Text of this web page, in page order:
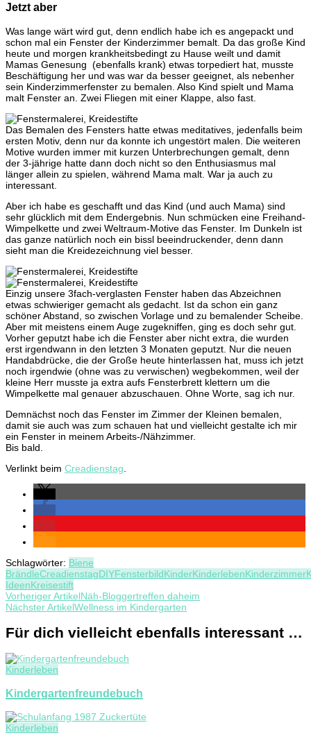
Jetzt aber
Was lange wärt wird gut, denn endlich habe ich es angepackt und
schon mal ein Fenster der Kinderzimmer bemalt. Da das große Kind
heute und morgen krankheitsbedingt zu Hause weilt und damit
Mamas Genesung (ebenfalls krank) etwas torpediert hat, musste
Beschäftigung her und was war da besser geeignet, als nebenher
sein Kinderzimmerfenster zu bemalen. Also Kind spielt und Mama
malt Fenster an. Zwei Fliegen mit einer Klappe, also fast.
Das Bemalen des Fensters hatte etwas meditatives, jedenfalls beim
ersten Motiv, denn nur da konnte ich ungestört malen. Die weiteren
Motive wurden immer mit kurzen Unterbrechungen gemalt, denn
der 3-jährige hatte dann doch nicht so den Enthusiasmus mal
länger allein zu spielen, während Mama malt. War ja auch zu
interessant.
Aber ich habe es geschafft und das Kind (und auch Mama) sind
sehr glücklich mit dem Endergebnis. Nun schmücken eine Freihand-
Wimpelkette und zwei Weltraum-Motive das Fenster. Im Dunkeln ist
das ganze natürlich noch ein bissl beeindruckender, denn dann
sieht man die Kreidezeichnung viel besser.
Einzig unsere 3fach-verglasten Fenster haben das Abzeichnen
etwas schwieriger gemacht als gedacht. Ist da schon ein ganz
schöner Abstand, so zwischen Vorlage und zu bemalender Scheibe.
Aber mit meistens einem Auge zugekniffen, ging es doch sehr gut.
Vorher geputzt habe ich die Fenster aber nicht extra, die wurden
erst irgendwann in den letzten 3 Monaten geputzt. Nur die neuen
Handabdrücke, die der Große heute hinterlassen hat, muss ich jetzt
noch irgendwie (ohne was zu verwischen) wegbekommen, weil der
kleine Herr musste ja extra aufs Fensterbrett klettern um die
Wimpelkette mal genauer abzuschauen. Ohne Worte, sag ich nur.
Demnächst noch das Fenster im Zimmer der Kleinen bemalen,
damit sie auch was zum schauen hat und vielleicht gestalte ich mir
ein Fenster in meinem Arbeits-/Nähzimmer.
Bis bald.
Verlinkt beim Creadienstag
Schlagwörter: Biene
BrändleCreadienstagDIYFensterbildKinderKinderlebenKinderzimmer
IdeenKreisestift
Beitragsnavigation
Vorheriger ArtikelNäh-Bloggertreffen daheim
Nächster ArtikelWellness im Kindergarten
Für dich vielleicht ebenfalls interessant …
Kinderleben
Kindergartenfreundebuch
Kinderleben